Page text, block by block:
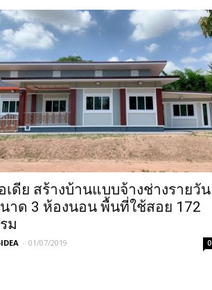
เดีย สร้างบ้านแบบจ้างช่างรายวัน
าด 3 ห้องนอน พื้นที่ใช้สอย 172
ม
- 01/07/2019 0